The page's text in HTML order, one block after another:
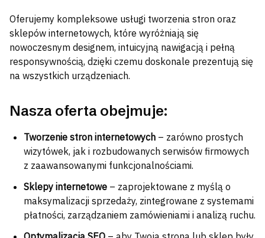
Oferujemy kompleksowe usługi tworzenia stron oraz
sklepów internetowych, które wyróżniają się
nowoczesnym designem, intuicyjną nawigacją i pełną
responsywnością, dzięki czemu doskonale prezentują się
na wszystkich urządzeniach.
Nasza oferta obejmuje:
Tworzenie stron internetowych – zarówno prostych
wizytówek, jak i rozbudowanych serwisów firmowych
z zaawansowanymi funkcjonalnościami.
Sklepy internetowe – zaprojektowane z myślą o
maksymalizacji sprzedaży, zintegrowane z systemami
płatności, zarządzaniem zamówieniami i analizą ruchu.